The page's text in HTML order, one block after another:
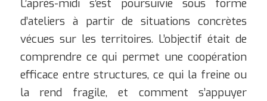
L’après-midi s’est poursuivie sous forme
d’ateliers à partir de situations concrètes
vécues sur les territoires. L’objectif était de
comprendre ce qui permet une coopération
efficace entre structures, ce qui la freine ou
la rend fragile, et comment s’appuyer